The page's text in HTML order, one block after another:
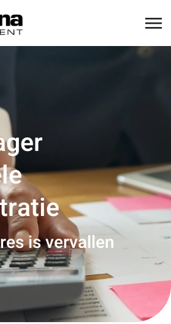
is vervallen